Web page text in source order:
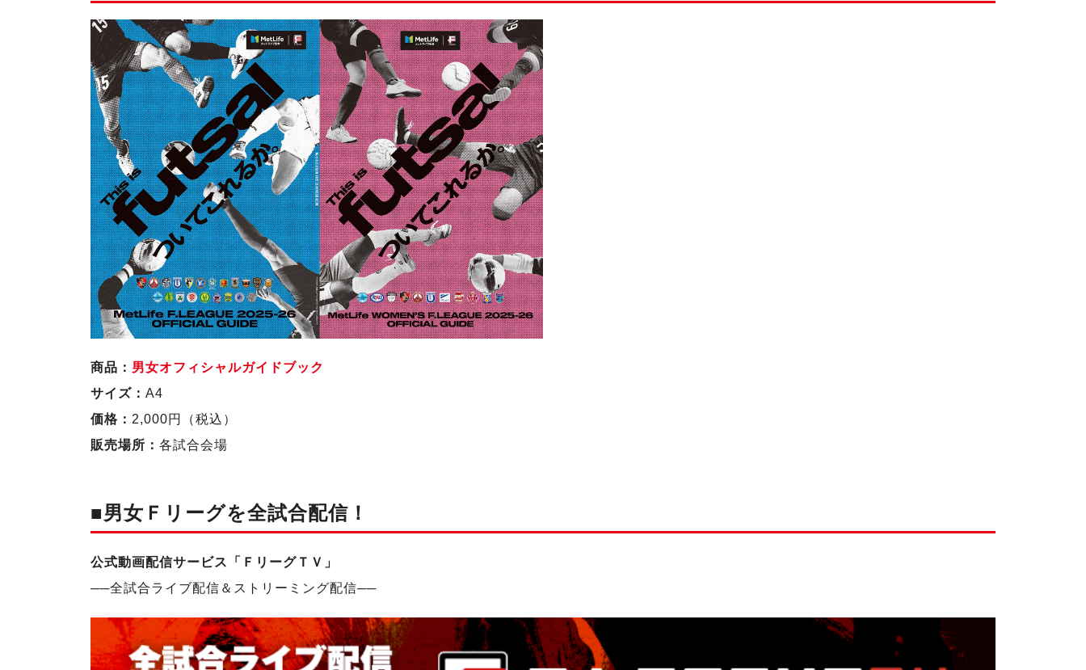
商品： 男女オフィシャルガイドブック
サイズ： A4
価格： 2,000円（税込）
販売場所： 各試合会場
■男女Ｆリーグを全試合配信！
公式動画配信サービス「ＦリーグＴＶ」
──全試合ライブ配信＆ストリーミング配信──